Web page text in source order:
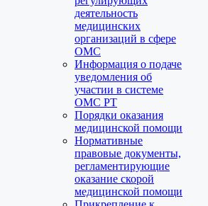
деятельность
медицинских
организаций в сфере
ОМС
Информация о подаче
уведомления об
участии в системе
ОМС РТ
Порядки оказания
медицинской помощи
Нормативные
правовые документы,
регламентирующие
оказание скорой
медицинской помощи